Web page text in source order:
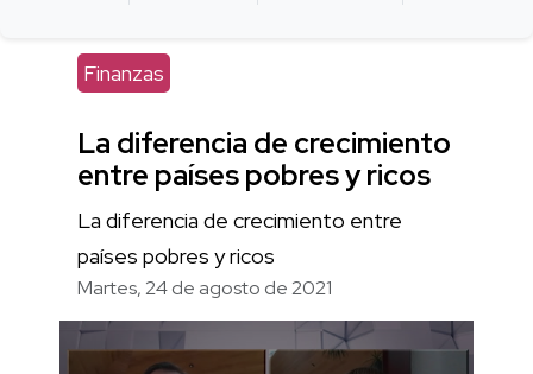
Finanzas
La diferencia de crecimiento
entre países pobres y ricos
La diferencia de crecimiento entre
países pobres y ricos
Martes, 24 de agosto de 2021